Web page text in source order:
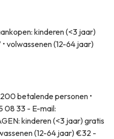
kinderen (<3 jaar)
volwassenen (12-64 jaar)
betalende personen •
08 33 - E-mail:
kinderen (<3 jaar) gratis
(12-64 jaar) €32 -